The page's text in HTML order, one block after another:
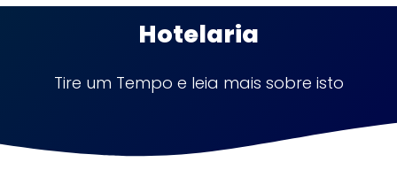
Hotelaria
Tire um Tempo e leia mais sobre isto